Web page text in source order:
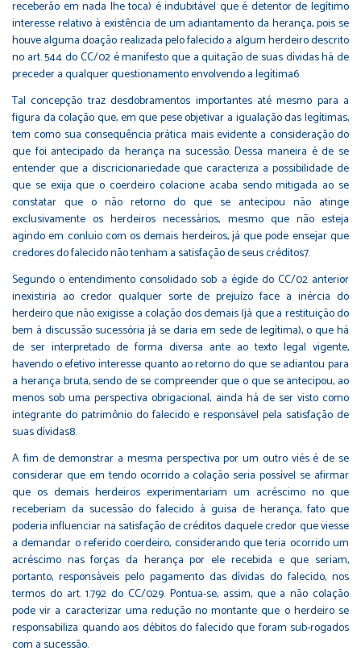
receberão em nada lhe toca) é indubitável que é detentor de legítimo
interesse relativo à existência de um adiantamento da herança, pois se
houve alguma doação realizada pelo falecido a algum herdeiro descrito
no art. 544 do CC/02 é manifesto que a quitação de suas dívidas há de
preceder a qualquer questionamento envolvendo a legítima6.
Tal concepção traz desdobramentos importantes até mesmo para a
figura da colação que, em que pese objetivar a igualação das legítimas,
tem como sua consequência prática mais evidente a consideração do
que foi antecipado da herança na sucessão. Dessa maneira é de se
entender que a discricionariedade que caracteriza a possibilidade de
que se exija que o coerdeiro colacione acaba sendo mitigada ao se
constatar que o não retorno do que se antecipou não atinge
exclusivamente os herdeiros necessários, mesmo que não esteja
agindo em conluio com os demais herdeiros, já que pode ensejar que
credores do falecido não tenham a satisfação de seus créditos7.
Segundo o entendimento consolidado sob a égide do CC/02 anterior
inexistiria ao credor qualquer sorte de prejuízo face a inércia do
herdeiro que não exigisse a colação dos demais (já que a restituição do
bem à discussão sucessória já se daria em sede de legítima), o que há
de ser interpretado de forma diversa ante ao texto legal vigente,
havendo o efetivo interesse quanto ao retorno do que se adiantou para
a herança bruta, sendo de se compreender que o que se antecipou, ao
menos sob uma perspectiva obrigacional, ainda há de ser visto como
integrante do patrimônio do falecido e responsável pela satisfação de
suas dívidas8.
A fim de demonstrar a mesma perspectiva por um outro viés é de se
considerar que em tendo ocorrido a colação seria possível se afirmar
que os demais herdeiros experimentariam um acréscimo no que
receberiam da sucessão do falecido à guisa de herança, fato que
poderia influenciar na satisfação de créditos daquele credor que viesse
a demandar o referido coerdeiro, considerando que teria ocorrido um
acréscimo nas forças da herança por ele recebida e que seriam,
portanto, responsáveis pelo pagamento das dívidas do falecido, nos
termos do art. 1.792 do CC/029. Pontua-se, assim, que a não colação
pode vir a caracterizar uma redução no montante que o herdeiro se
responsabiliza quando aos débitos do falecido que foram sub-rogados
com a sucessão.